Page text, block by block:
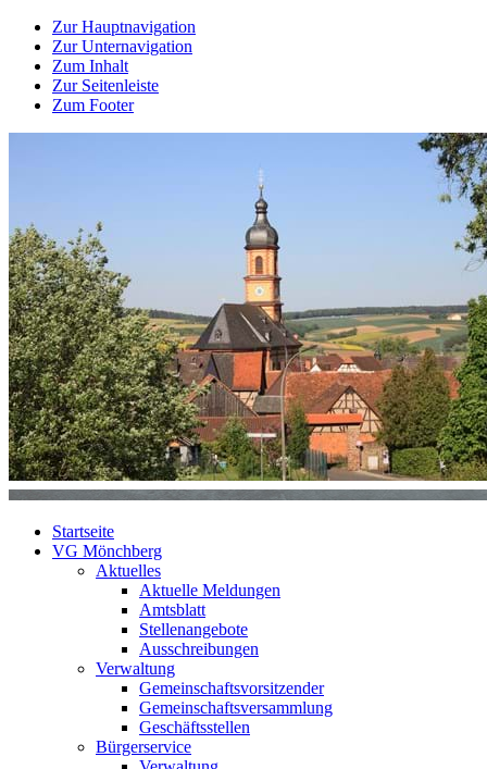
Zur Hauptnavigation
Zur Unternavigation
Zum Inhalt
Zur Seitenleiste
Zum Footer
Startseite
VG Mönchberg
Aktuelles
Aktuelle Meldungen
Amtsblatt
Stellenangebote
Ausschreibungen
Verwaltung
Gemeinschaftsvorsitzender
Gemeinschaftsversammlung
Geschäftsstellen
Bürgerservice